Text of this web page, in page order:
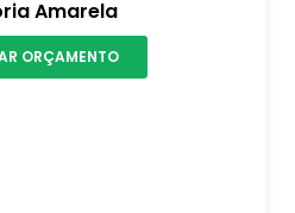
Amarela
ORÇAMENTO